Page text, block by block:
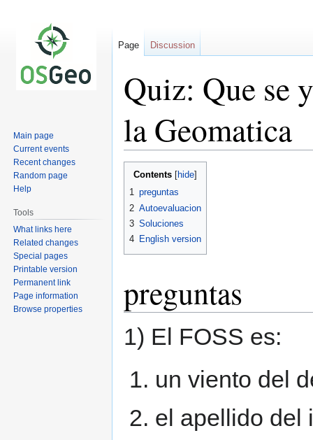
Quiz: Que se
la Geomatica
Jump
navigation
Jump
search
Contents
1 preguntas
2 Autoevaluacion
3 Soluciones
4 English version
preguntas
1) El FOSS es:
un viento del
el apellido del
Page Discussion
Main page
Current events
Recent changes
Random page
Help
Tools
What links here
Related changes
Special pages
Printable version
Permanent link
Page information
Browse properties